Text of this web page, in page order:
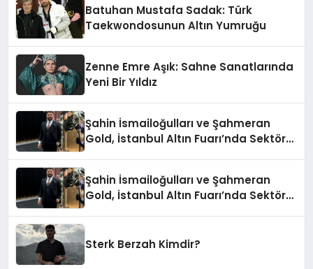
Batuhan Mustafa Sadak: Türk
Taekwondosunun Altın Yumruğu
Zenne Emre Aşık: Sahne Sanatlarında
Yeni Bir Yıldız
Şahin İsmailoğulları ve Şahmeran
Gold, İstanbul Altın Fuarı’nda Sektöre
Şahin İsmailoğulları ve Şahmeran
Gold, İstanbul Altın Fuarı’nda Sektöre
Sterk Berzah Kimdir?